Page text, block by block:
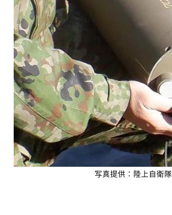
写真提供：陸上自衛隊